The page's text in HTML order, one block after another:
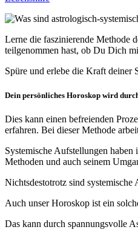
Lerne die faszinierende Methode
teilgenommen hast, ob Du Dich
Spüre und erlebe die Kraft deiner
Dein persönliches Horoskop wird
Dies kann einen befreienden
erfahren. Bei dieser Methode
Systemische Aufstellungen haben
Methoden und auch seinem
Nichtsdestotrotz sind
Auch unser Horoskop ist ein
Das kann durch spannungsvolle